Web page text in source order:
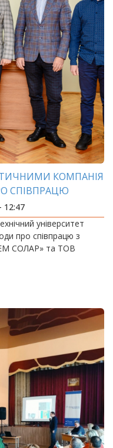
КОМПАНІЯ
СПІВПРАЦЮ
12:47
університет
про співпрацю з
СОЛАР» та ТОВ